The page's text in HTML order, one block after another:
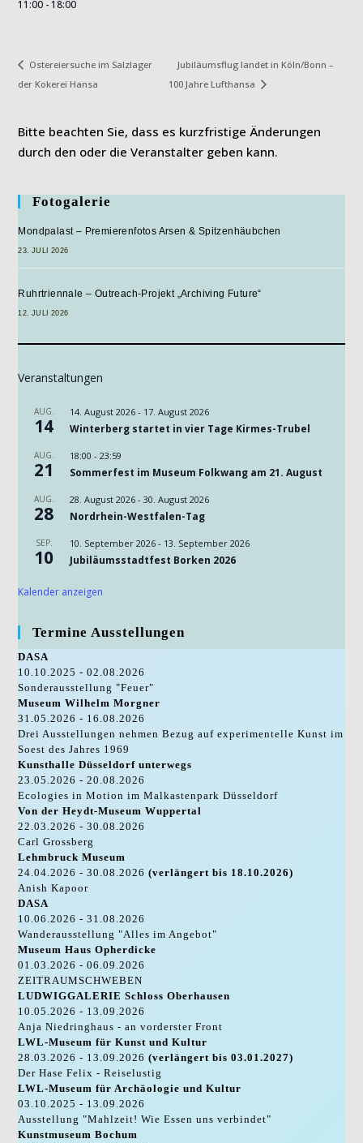
11:00 - 18:00
Ostereiersuche im Salzlager
der Kokerei Hansa
Jubiläumsflug landet in Köln/Bonn –
100 Jahre Lufthansa
Bitte beachten Sie, dass es kurzfristige Änderungen
durch den oder die Veranstalter geben kann.
Fotogalerie
Mondpalast – Premierenfotos Arsen & Spitzenhäubchen
23. JULI 2026
Ruhrtriennale – Outreach-Projekt „Archiving Future“
12. JULI 2026
Veranstaltungen
AUG.
14
14. August 2026 - 17. August 2026
Winterberg startet in vier Tage Kirmes-Trubel
AUG.
21
18:00 -23:59
Sommerfest im Museum Folkwang am 21. August
AUG.
28
28. August 2026 -30. August 2026
Nordrhein-Westfalen-Tag
SEP.
10
10. September 2026 - 13. September 2026
Jubiläumsstadtfest Borken 2026
Kalender anzeigen
Termine Ausstellungen
DASA
10.10.2025 - 02.08.2026
Sonderausstellung "Feuer"
Museum Wilhelm Morgner
31.05.2026 - 16.08.2026
Drei Ausstellungen nehmen Bezug auf experimentelle Kunst im
Soest des Jahres 1969
Kunsthalle Düsseldorf unterwegs
23.05.2026 - 20.08.2026
Ecologies in Motion im Malkastenpark Düsseldorf
Von der Heydt-Museum Wuppertal
22.03.2026 - 30.08.2026
Carl Grossberg
Lehmbruck Museum
24.04.2026 - 30.08.2026(verlängert bis 18.10.2026)
Anish Kapoor
DASA
10.06.2026 - 31.08.2026
Wanderausstellung "Alles im Angebot"
Museum Haus Opherdicke
01.03.2026 - 06.09.2026
ZEITRAUMSCHWEBEN
LUDWIGGALERIE Schloss Oberhausen
10.05.2026 - 13.09.2026
Anja Niedringhaus - an vorderster Front
LWL-Museum für Kunst und Kultur
28.03.2026 - 13.09.2026(verlängert bis 03.01.2027)
Der Hase Felix - Reiselustig
LWL-Museum für Archäologie und Kultur
03.10.2025 - 13.09.2026
Ausstellung "Mahlzeit! Wie Essen uns verbindet"
Kunstmuseum Bochum